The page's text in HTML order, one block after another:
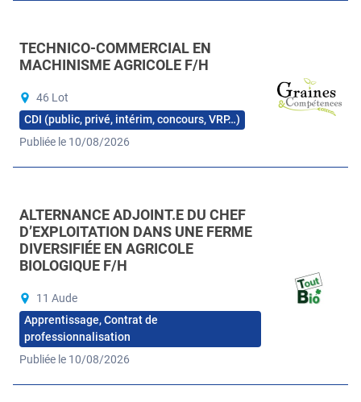
TECHNICO-COMMERCIAL EN
MACHINISME AGRICOLE F/H
46 Lot
CDI (public, privé, intérim, concours, VRP…)
Publiée le 10/08/2026
ALTERNANCE ADJOINT.E DU CHEF
D’EXPLOITATION DANS UNE FERME
DIVERSIFIÉE EN AGRICOLE
BIOLOGIQUE F/H
11 Aude
Apprentissage, Contrat de
professionnalisation
Publiée le 10/08/2026